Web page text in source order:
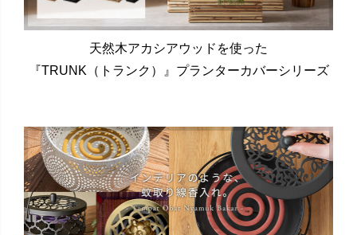
天然木アカシアウッドを使った
『TRUNK（トランク）』プランターカバーシリーズ